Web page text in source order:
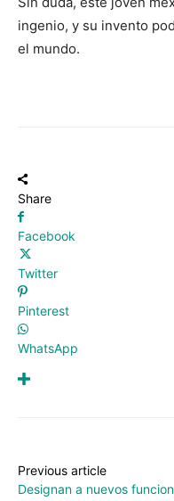
ingenio, y su invento
el mundo.
Share
Facebook
Twitter
Pinterest
WhatsApp
Previous article
Designan a nuevos